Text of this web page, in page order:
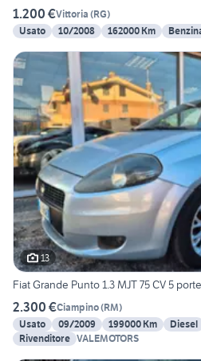
1.200 €Vittoria (RG)
Usato
10/2008 162000 Km
13
Fiat Grande Punto 1.3 MJT 75 CV 5
2.300 €Ciampino(RM)
Usato
09/2009 199000 Km Diesel
Rivenditore VALEMOTORS